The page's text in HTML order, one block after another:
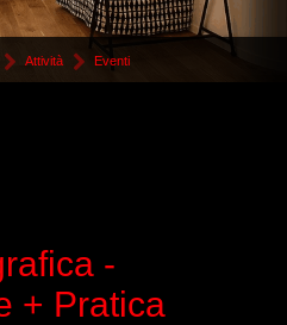
Attività Eventi
-
+ Pratica